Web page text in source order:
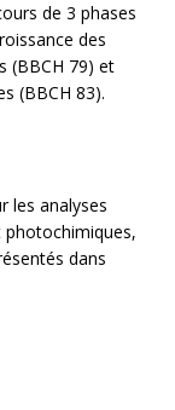
de 3 phases
des
(BBCH 79) et
(BBCH 83).
les analyses
photochimiques,
dans